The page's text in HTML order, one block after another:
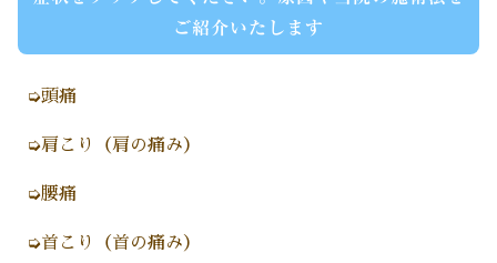
ご紹介いたします
➭頭痛
➭肩こり（肩の痛み）
➭腰痛
➭首こり（首の痛み）